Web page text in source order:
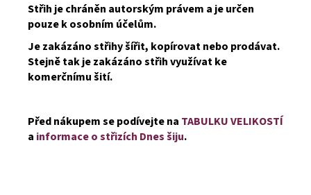
Střih je chráněn autorským právem a je určen
pouze k osobním účelům.
Je zakázáno střihy šířit, kopírovat nebo prodávat.
Stejně tak je zakázáno střih využívat ke
komerčnímu šití.
Před nákupem se podívejte na TABULKU VELIKOSTÍ
a informace o střizích Dnes šiju.